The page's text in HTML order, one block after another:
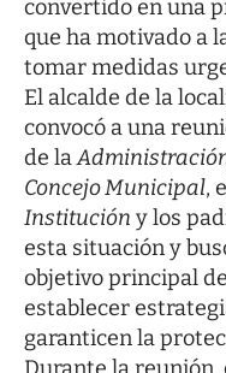
convertido en una
que ha motivado a
tomar medidas
El alcalde de la
convocó a una
de la
Concejo Municipal,
Institución y los
esta situación y
objetivo principal
establecer
garanticen la